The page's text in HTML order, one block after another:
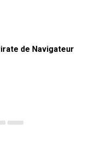
de Navigateur